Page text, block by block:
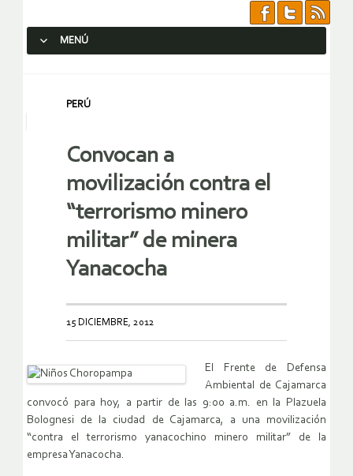
MENÚ
PERÚ
Convocan a
movilización contra el
“terrorismo minero
militar” de minera
Yanacocha
15 DICIEMBRE, 2012
El Frente de Defensa
Ambiental de Cajamarca
convocó para hoy, a partir de las 9:00 a.m. en la Plazuela
Bolognesi de la ciudad de Cajamarca, a una movilización
“contra el terrorismo yanacochino minero militar” de la
empresa Yanacocha.